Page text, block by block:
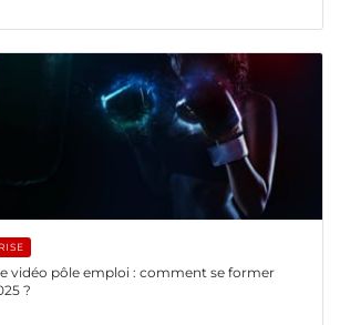
vidéo pôle emploi : comment se former
?